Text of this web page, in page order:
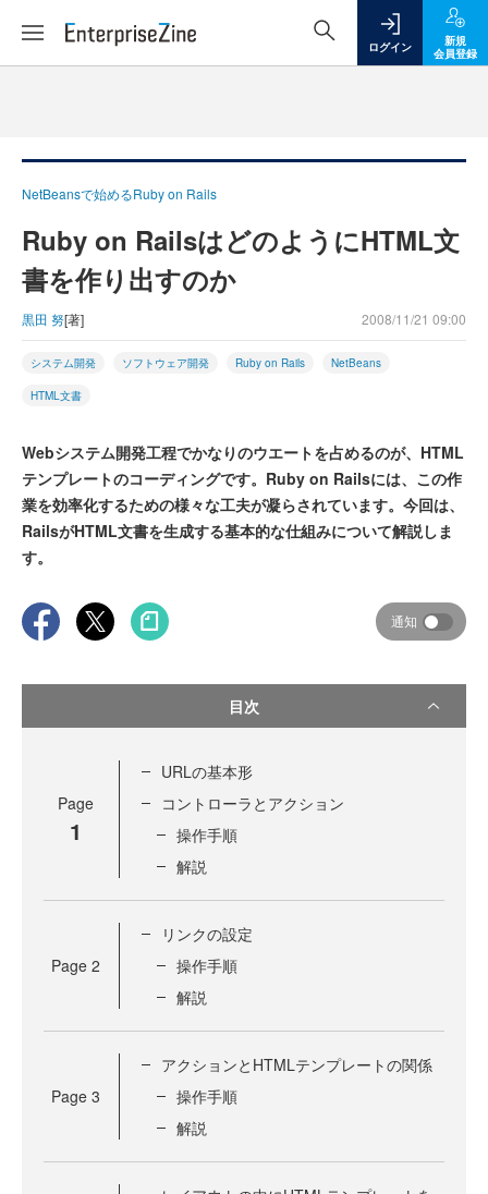
ログイン
新規
会員登録
NetBeansで始めるRuby on Rails
Ruby on RailsはどのようにHTML文
書を作り出すのか
黒田 努[著] 2008/11/21 09:00
システム開発 ソフトウェア開発 Ruby on Rails NetBeans
HTML文書
Webシステム開発工程でかなりのウエートを占めるのが、HTML
テンプレートのコーディングです。Ruby on Railsには、この作
業を効率化するための様々な工夫が凝らされています。今回は、
RailsがHTML文書を生成する基本的な仕組みについて解説しま
す。
通知
目次
Page
1
URLの基本形
コントローラとアクション
操作手順
解説
Page 2
リンクの設定
操作手順
解説
Page 3
アクションとHTMLテンプレートの関係
操作手順
解説